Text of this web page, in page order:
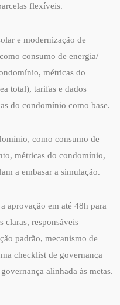
flexíveis.
e modernização de
consumo de energia/
métricas do
total), tarifas e dados
do condomínio como base.
como consumo de
métricas do condomínio,
a embasar a simulação.
aprovação em até 48h para
claras, responsáveis
padrão, mecanismo de
checklist de governança
alinhada às metas.